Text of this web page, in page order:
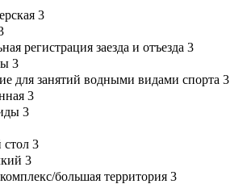
3
регистрация заезда и отъезда 3
3
для занятий водными видами спорта 3
3
3
3
3
большая территория 3